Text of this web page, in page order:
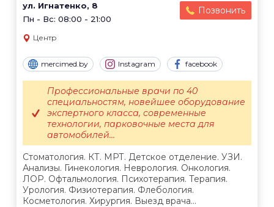
ул. Игнатенко, 8
Пн - Вс: 08:00 - 21:00
Позвонить
Центр
mercimed.by Instagram facebook
Стоматология. КТ. МРТ. Детское отделение. УЗИ.
Анализы. Гинекология. Неврология. Онкология.
ЛОР. Офтальмология. Психотерапия. Терапия.
Урология. Физиотерапия. Флебология.
Косметология. Хирургия. Выезд врача...
Профессиональные врачи по 40
специальностям, новейшее оборудование
экспертного класса, современные
технологии, парковочные места для
автомобилей...